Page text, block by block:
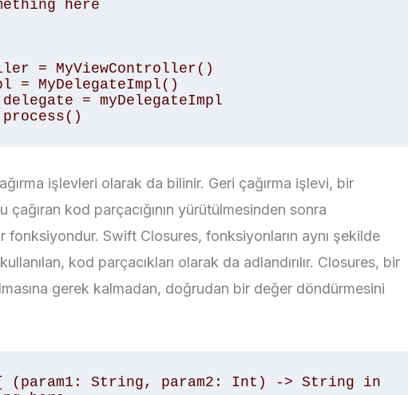
= MyViewController()
= MyDelegateImpl()
= myDelegateImpl
işlevleri olarak da bilinir. Geri çağırma işlevi, bir
kod parçacığının yürütülmesinden sonra
fonksiyondur. Swift Closures, fonksiyonların aynı şekilde
kod parçacıkları olarak da adlandırılır. Closures, bir
gerek kalmadan, doğrudan bir değer döndürmesini
(param1: String, param2: Int) -> String in